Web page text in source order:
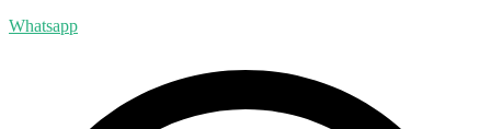
Whatsapp